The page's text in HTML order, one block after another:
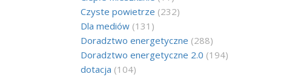
Czyste powietrze (232)
Dla mediów(131)
Doradztwo energetyczne (288)
Doradztwo energetyczne 2.0 (194)
dotacja (104)